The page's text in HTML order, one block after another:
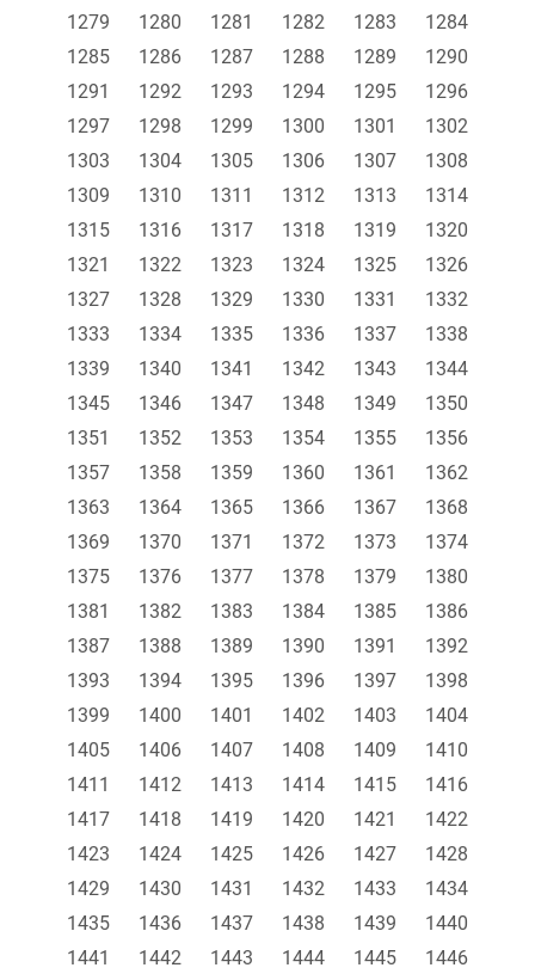
1279
1280 1281 1282 1283
1284
1285
1286 1287 1288 1289
1290
1291
1292 1293 1294 1295
1296
1297
1298 1299 1300 1301
1302
1303
1304 1305 1306 1307
1308
1309
1310 1311 1312 1313
1314
1315
1316 1317 1318 1319
1320
1321
1322 1323 1324 1325
1326
1327
1328 1329 1330 1331
1332
1333
1334 1335 1336 1337
1338
1339
1340 1341 1342 1343
1344
1345
1346 1347 1348 1349
1350
1351
1352 1353 1354 1355
1356
1357
1358 1359 1360 1361
1362
1363
1364 1365 1366 1367
1368
1369
1370 1371 1372 1373
1374
1375
1376 1377 1378 1379
1380
1381
1382 1383 1384 1385
1386
1387
1388 1389 1390 1391
1392
1393
1394 1395 1396 1397
1398
1399
1400 1401 1402 1403
1404
1405
1406 1407 1408 1409
1410
1411
1412 1413 1414 1415
1416
1417
1418 1419 1420 1421
1422
1423
1424 1425 1426 1427
1428
1429
1430 1431 1432 1433
1434
1435
1436 1437 1438 1439
1440
1441
1442 1443 1444 1445
1446